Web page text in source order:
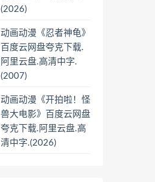
(2026)
动画动漫《忍者神龟》
百度云网盘夸克下载.
阿里云盘.高清中字.
(2007)
动画动漫《开拍啦！怪
兽大电影》百度云网盘
夸克下载.阿里云盘.高
清中字.(2026)